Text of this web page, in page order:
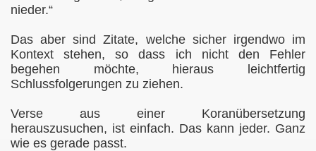
nieder.“
Das aber sind Zitate, welche sicher irgendwo im
Kontext stehen, so dass ich nicht den Fehler
begehen möchte, hieraus leichtfertig
Schlussfolgerungen zu ziehen.
Verse aus einer Koranübersetzung
herauszusuchen, ist einfach. Das kann jeder. Ganz
wie es gerade passt.